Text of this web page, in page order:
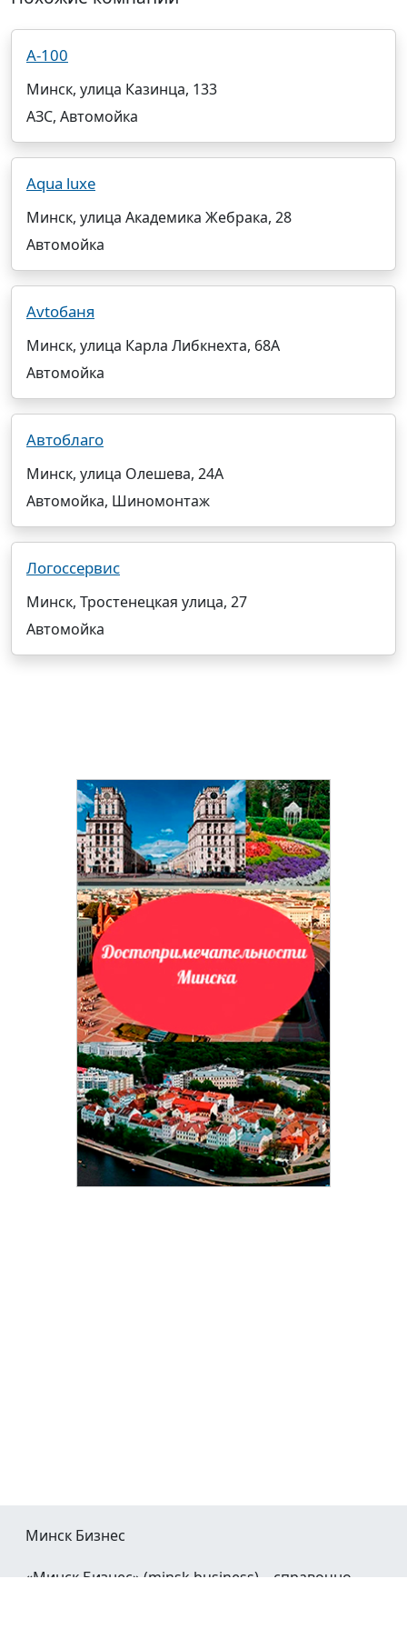
А-100
Минск, улица Казинца, 133
АЗС, Автомойка
Aqua luxe
Минск, улица Академика Жебрака, 28
Автомойка
Avtoбаня
Минск, улица Карла Либкнехта, 68А
Автомойка
Автоблаго
Минск, улица Олешева, 24А
Автомойка, Шиномонтаж
Логоссервис
Минск, Тростенецкая улица, 27
Автомойка
Минск Бизнес
«Минск Бизнес» (minsk.business) – справочно-